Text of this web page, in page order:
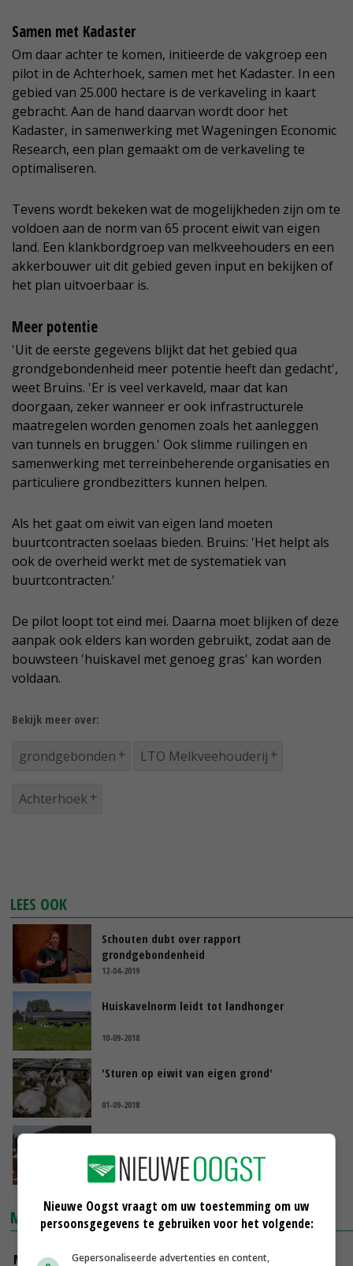
Samen met Kadaster
Om daar achter te komen, initieerde de vakgroep een
pilot in de Achterhoek, samen met het Kadaster. In een
gebied van 25.000 hectare is de verkaveling in kaart
gebracht. Aan de hand daarvan wordt door het
Kadaster, in samenwerking met Wageningen Economic
Research, een plan gemaakt om de verkaveling te
optimaliseren.
Tevens wordt bekeken wat de mogelijkheden zijn om te
voldoen aan de norm van 65 procent eiwit van eigen
land. Een klankbordgroep van melkveehouders en een
akkerbouwer uit dit gebied geven input en bekijken of
het plan uitvoerbaar is.
Meer potentie
'Uit de eerste gegevens blijkt dat het gebied qua
grondgebondenheid meer potentie heeft dan gedacht',
weet Bruins. 'Er is veel verkaveld, maar dat kan
doorgaan, zeker wanneer er ook infrastructurele
maatregelen worden genomen zoals het aanleggen
van tunnels en bruggen.' Ook slimme ruilingen en
samenwerking met terreinbeherende organisaties en
particuliere grondbezitters kunnen helpen.
Als het gaat om eiwit van eigen land moeten
buurtcontracten soelaas bieden. Bruins: 'Het helpt als
ook de overheid werkt met de systematiek van
buurtcontracten.'
De pilot loopt tot eind mei. Daarna moet blijken of deze
aanpak ook elders kan worden gebruikt, zodat aan de
bouwsteen 'huiskavel met genoeg gras' kan worden
voldaan.
Bekijk meer over:
grondgebonden LTO Melkveehouderij
Achterhoek
LEES OOK
Schouten dubt over rapport
grondgebondenheid
12-04-2019
Huiskavelnorm leidt tot landhonger
10-09-2018
'Sturen op eiwit van eigen grond'
01-09-2018
grondgebondenheid
20-06-2018
MARKTPRIJZEN
Magere melkpoeder
Nieuwe Oogst vraagt om uw toestemming om uw
persoonsgegevens te gebruiken voor het volgende:
Gepersonaliseerde advertenties en content,